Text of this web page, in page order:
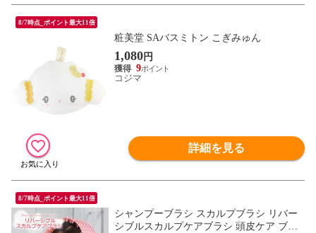
8/7時点_ポイント最大11倍
粧美堂 SAバスミトン こぎみゅん
1,080円
9
コジマ
詳細を見る
8/7時点_ポイント最大11倍
シャンプーブラシ スカルプブラシ リバー
シブルスカルプケアブラシ 頭皮ケア ブラ